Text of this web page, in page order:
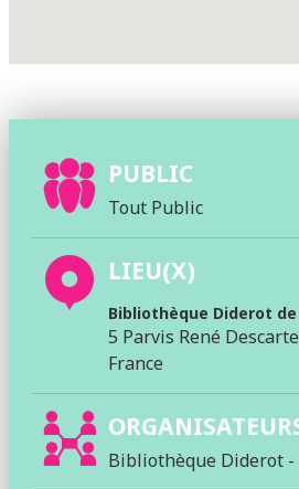
PUBLIC
Tout Public
LIEU(X)
Bibliothèque Diderot
5 Parvis René
France
Bibliothèque Diderot -